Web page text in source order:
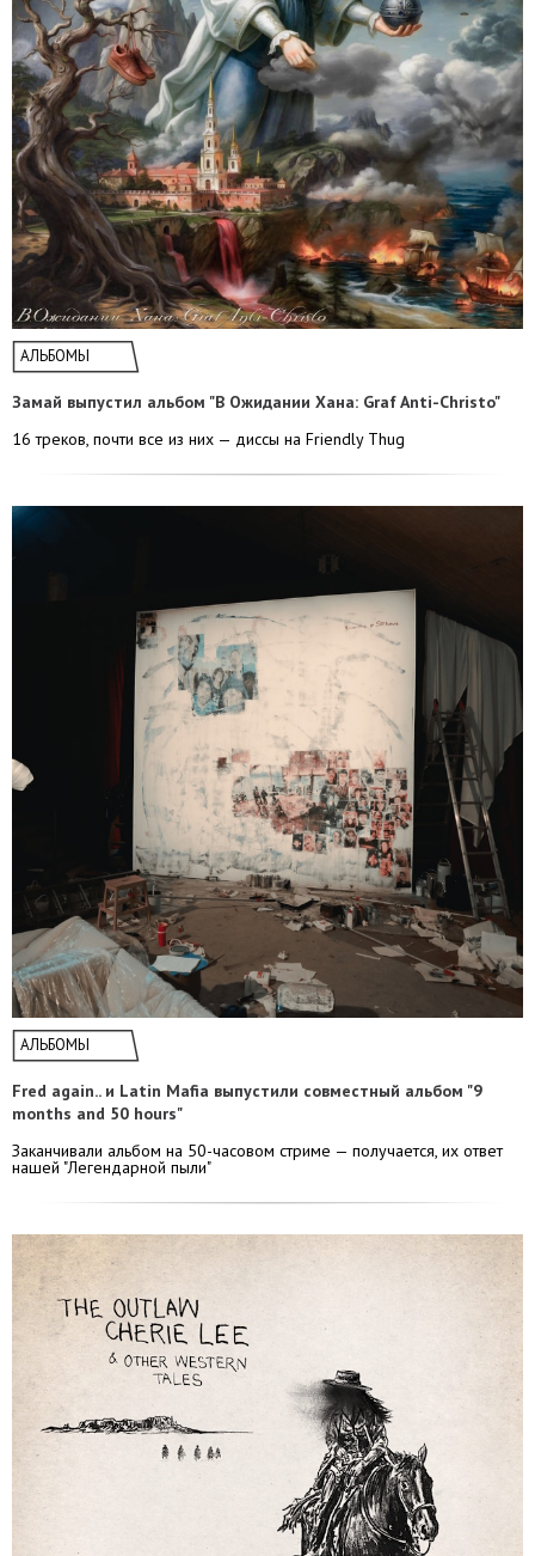
АЛЬБОМЫ
Замай выпустил альбом "В Ожидании Хана: Graf Anti-Christo"
16 треков, почти все из них — диссы на Friendly Thug
АЛЬБОМЫ
Fred again.. и Latin Mafia выпустили совместный альбом "9
months and 50 hours"
Заканчивали альбом на 50-часовом стриме — получается, их ответ
нашей "Легендарной пыли"